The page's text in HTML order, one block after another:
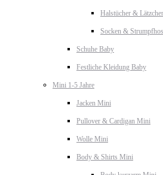
Halstücher &
Socken &
Schuhe Baby
Festliche Kleidung Baby
Mini 1-5 Jahre
Jacken Mini
Pullover & Cardigan Mini
Wolle Mini
Body & Shirts Mini